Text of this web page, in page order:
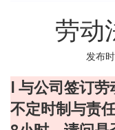
劳动
发布
Ⅰ 与公司签订
不定时制与责